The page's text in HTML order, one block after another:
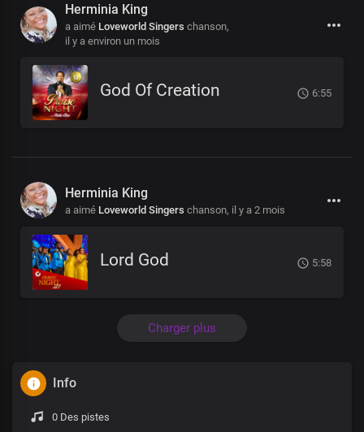
Herminia King
a aimé Loveworld Singers chanson,
il y a environ un mois
God Of Creation 6:55
Herminia King
a aimé Loveworld Singers chanson, il y a 2 mois
Lord God 5:58
Charger plus
Info
0 Des pistes